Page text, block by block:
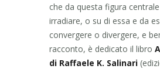
che da questa figura
irradiare, o su di essa e da
convergere o divergere, e
racconto, è dedicato il libro
di Raffaele K. Salinari